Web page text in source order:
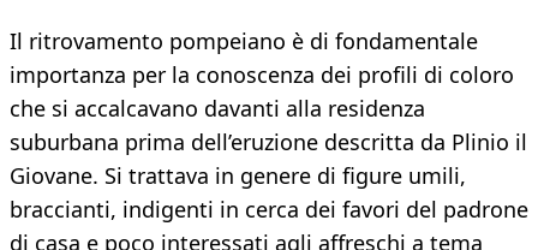
Il ritrovamento pompeiano è di fondamentale
importanza per la conoscenza dei profili di coloro
che si accalcavano davanti alla residenza
suburbana prima dell’eruzione descritta da Plinio il
Giovane. Si trattava in genere di figure umili,
braccianti, indigenti in cerca dei favori del padrone
di casa e poco interessati agli affreschi a tema